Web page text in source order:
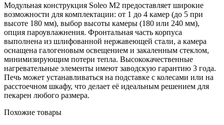
Модульная конструкция Soleo M2 предоставляет широкие
возможности для комплектации: от 1 до 4 камер (до 5 при
высоте 180 мм), выбор высоты камеры (180 или 240 мм),
опция пароувлажнения. Фронтальная часть корпуса
выполнена из шлифованной нержавеющей стали, а камера
оснащена галогеновым освещением и закаленным стеклом,
минимизирующим потери тепла. Высококачественные
нагревательные элементы имеют заводскую гарантию 3 года.
Печь может устанавливаться на подставке с колесами или на
расстоечном шкафу, что делает её идеальным решением для
пекарен любого размера.
Похожие товары